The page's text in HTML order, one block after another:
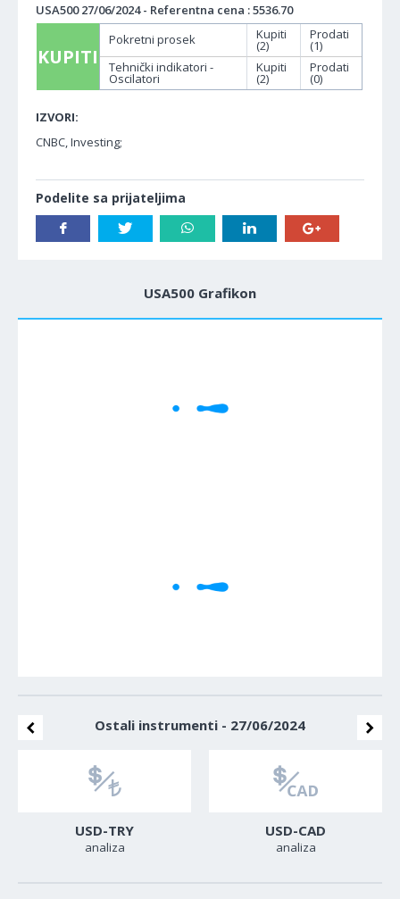
USA500 27/06/2024 - Referentna cena : 5536.70
KUPITI
Pokretni prosek Kupiti
(2)
Prodati
(1)
Tehnički indikatori -
Oscilatori
Kupiti
(2)
Prodati
(0)
IZVORI:
CNBC, Investing;
Podelite sa prijateljima
USA500 Grafikon
Ostali instrumenti - 27/06/2024
USD-TRY
analiza
USD-CAD
analiza